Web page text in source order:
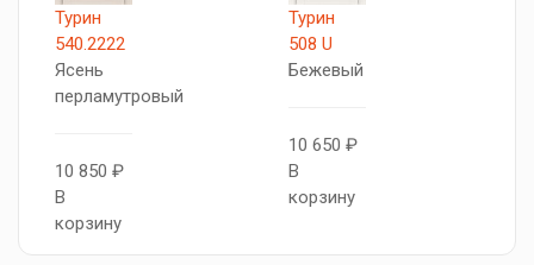
Турин
540.2222
Ясень
перламутровый
10 850 ₽
В
корзину
Турин
508 U
Бежевый
10 650 ₽
В
корзину